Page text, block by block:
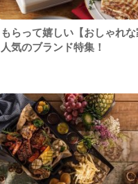
もらって嬉しい【おしゃれな
人気のブランド特集！